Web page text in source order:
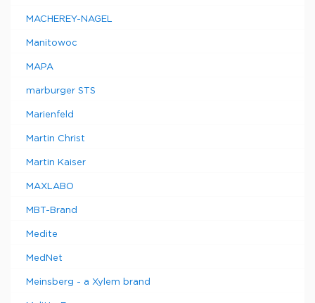
MACHEREY-NAGEL
Manitowoc
MAPA
marburger STS
Marienfeld
Martin Christ
Martin Kaiser
MAXLABO
MBT-Brand
Medite
MedNet
Meinsberg - a Xylem brand